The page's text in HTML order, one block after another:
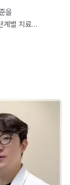
을
계별 치료